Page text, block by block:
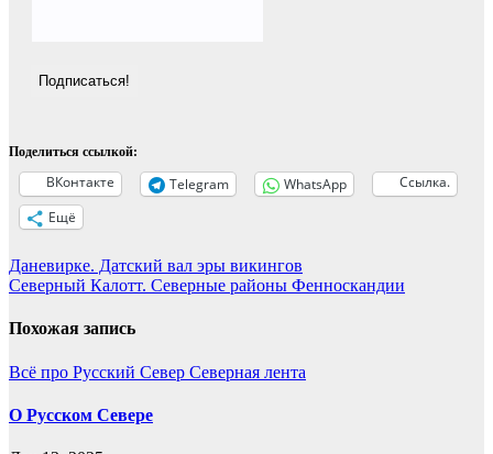
Поделиться ссылкой:
ВКонтакте Telegram WhatsApp
Ссылка.
Ещё
Навигация
по
записям
Даневирке. Датский вал эры викингов
Северный Калотт. Северные районы Фенноскандии
Похожая запись
Всё про Русский Север Северная лента
О Русском Севере